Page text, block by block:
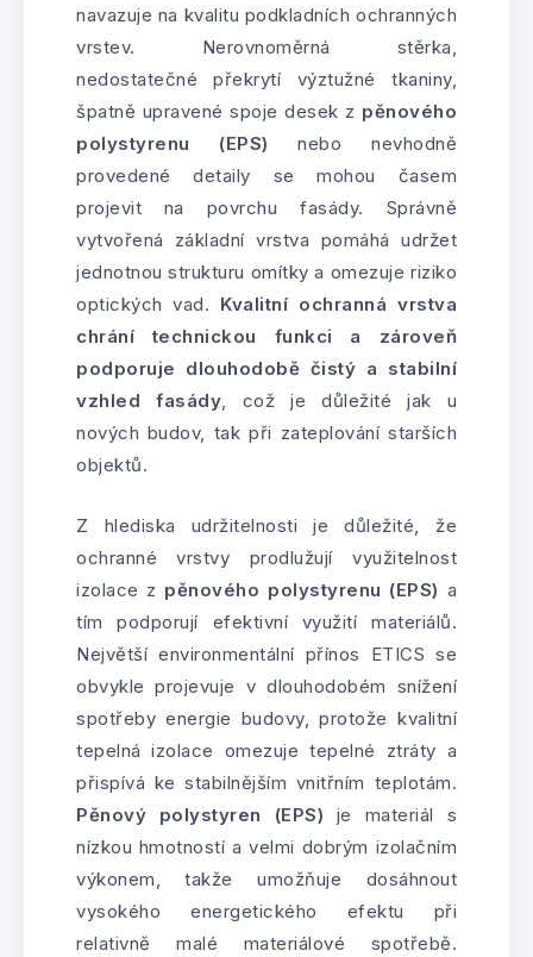
navazuje na kvalitu podkladních ochranných
vrstev. Nerovnoměrná stěrka,
nedostatečné překrytí výztužné tkaniny,
špatně upravené spoje desek z pěnového
polystyrenu (EPS) nebo nevhodně
provedené detaily se mohou časem
projevit na povrchu fasády. Správně
vytvořená základní vrstva pomáhá udržet
jednotnou strukturu omítky a omezuje riziko
optických vad. Kvalitní ochranná vrstva
chrání technickou funkci a zároveň
podporuje dlouhodobě čistý a stabilní
vzhled fasády, což je důležité jak u
nových budov, tak při zateplování starších
objektů.
Z hlediska udržitelnosti je důležité, že
ochranné vrstvy prodlužují využitelnost
izolace z pěnového polystyrenu (EPS) a
tím podporují efektivní využití materiálů.
Největší environmentální přínos ETICS se
obvykle projevuje v dlouhodobém snížení
spotřeby energie budovy, protože kvalitní
tepelná izolace omezuje tepelné ztráty a
přispívá ke stabilnějším vnitřním teplotám.
Pěnový polystyren (EPS) je materiál s
nízkou hmotností a velmi dobrým izolačním
výkonem, takže umožňuje dosáhnout
vysokého energetického efektu při
relativně malé materiálové spotřebě.